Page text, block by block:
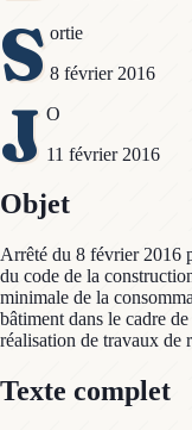
S ortie
8 février 2016
J O
11 février 2016
Objet
Arrêté du 8 février 2016
du code de la
minimale de la
bâtiment dans le cadre
réalisation de travaux de
Texte complet